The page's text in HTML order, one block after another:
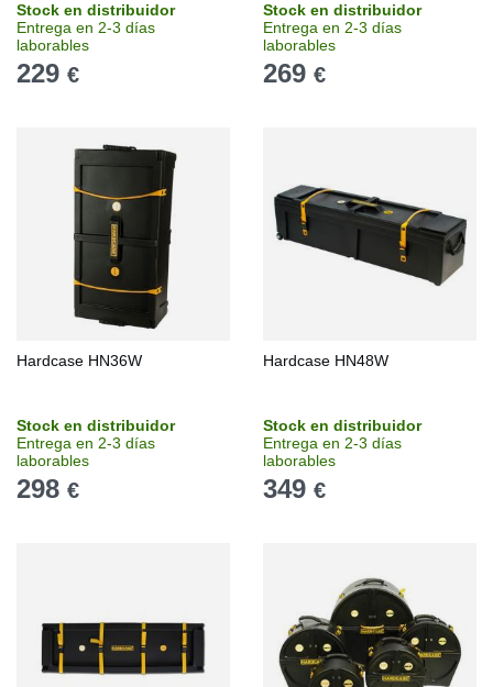
Stock en distribuidor
Entrega en 2-3 días
laborables
229 €
Stock en distribuidor
Entrega en 2-3 días
laborables
269 €
Hardcase HN36W
Stock en distribuidor
Entrega en 2-3 días
laborables
298 €
Hardcase HN48W
Stock en distribuidor
Entrega en 2-3 días
laborables
349 €